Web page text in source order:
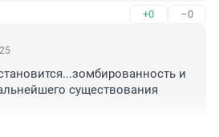
+0 –0
и
существования